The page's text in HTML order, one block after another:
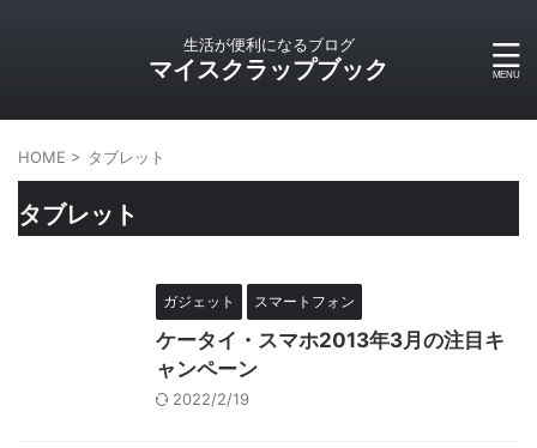
生活が便利になるブログ
マイスクラップブック
HOME > タブレット
タブレット
ガジェット スマートフォン
ケータイ・スマホ2013年3月の注目キ
ャンペーン
2022/2/19